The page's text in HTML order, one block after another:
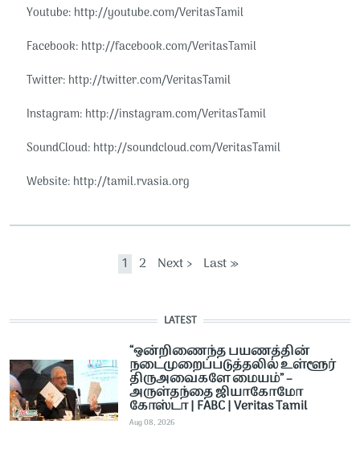
Youtube: http://youtube.com/VeritasTamil​​
Facebook: http://facebook.com/VeritasTamil​​
Twitter: http://twitter.com/VeritasTamil​​
Instagram: http://instagram.com/VeritasTamil​​
SoundCloud: http://soundcloud.com/VeritasTamil​​
Website: http://tamil.rvasia.org​​
Pagination
Current page
1 Page
2 Next page
Next › Last page
Last »
LATEST
“ஒன்றிணைந்த பயணத்தின்
நடைமுறைப்படுத்தலில் உள்ளூர்
திருஅவைகளே மையம்” –
அருள்தந்தை ஜியாகோமோ
கோஸ்டா | FABC | Veritas Tamil
Aug 08, 2026